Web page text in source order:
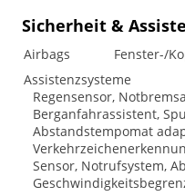
Sicherheit &
Airbags
Fenster-/
Assistenzsysteme
Regensensor,
Berganfahrassistent,
Abstandstempomat
Sensor, Notrufsystem,